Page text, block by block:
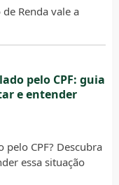
Renda vale a
pelo CPF: guia
e entender
pelo CPF? Descubra
essa situação